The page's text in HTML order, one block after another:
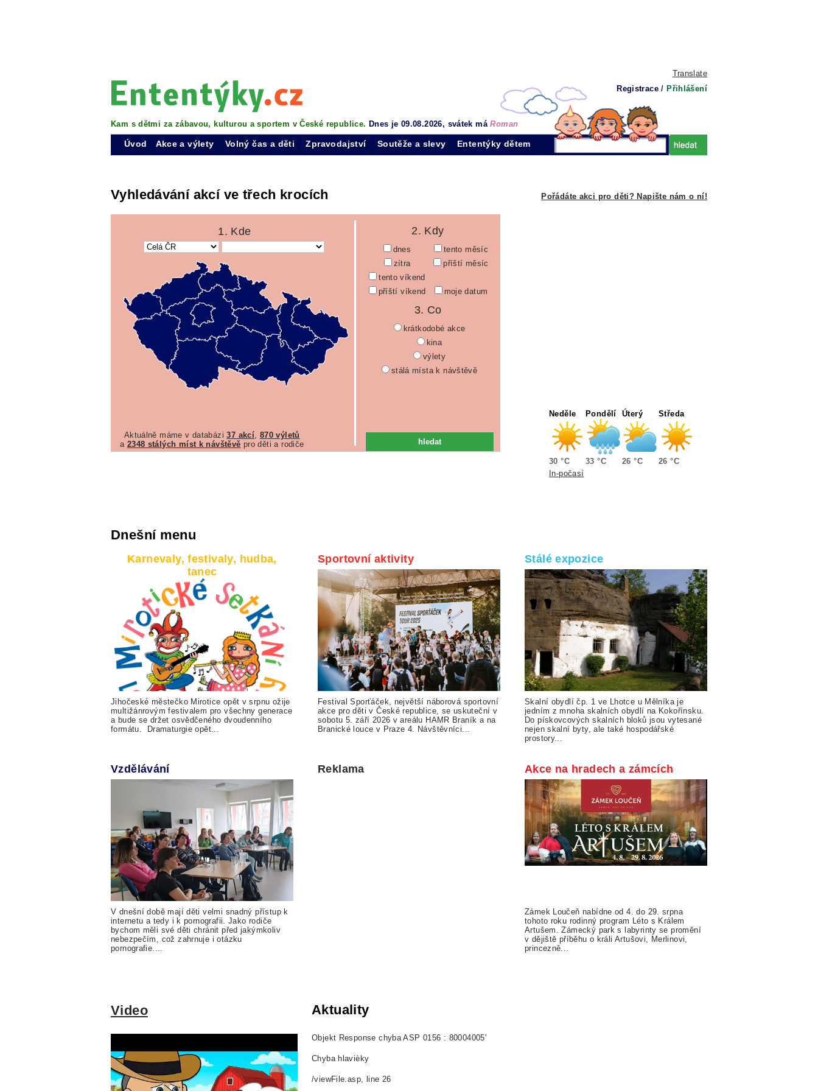
Translate
Registrace / Přihlášení
Kam s dětmi za zábavou, kulturou a sportem v České republice. Dnes je 09.08.2026, svátek máRoman
Úvod Akce a výlety Volný čas a děti Zpravodajství Soutěže a slevy Ententýky dětem
Pořádáte akci pro děti? Napište nám o ní!
Vyhledávání akcí ve třech krocích
1. Kde
Aktuálně máme v databázi37 akcí, 870 výletů
a 2348 stálých míst k návštěvě pro děti a rodiče
2. Kdy
dnes
tento měsíc
zítra
příští měsíc
tento víkend
příští víkend
moje datum
3. Co
krátkodobé akce
kina
výlety
stálá místa k návštěvě
Neděle
30 °C
Pondělí
33 °C
Úterý
26 °C
Středa
26 °C
In-počasí
Dnešní menu
Karnevaly, festivaly, hudba,
tanec
Jihočeské městečko Mirotice opět v srpnu ožije
multižánrovým festivalem pro všechny generace
a bude se držet osvědčeného dvoudenního
formátu. Dramaturgie opět...
Sportovní aktivity
Festival Sporťáček, největší náborová sportovní
akce pro děti v České republice, se uskuteční v
sobotu 5. září 2026 v areálu HAMR Braník a na
Branické louce v Praze 4. Návštěvníci...
Stálé expozice
Skalní obydlí čp. 1 ve Lhotce u Mělníka je
jedním z mnoha skalních obydlí na Kokořínsku.
Do pískovcových skalních bloků jsou vytesané
nejen skalní byty, ale také hospodářské
prostory...
Vzdělávání
V dnešní době mají děti velmi snadný přístup k
internetu a tedy i k pornografii. Jako rodiče
bychom měli své děti chránit před jakýmkoliv
nebezpečím, což zahrnuje i otázku
pornografie....
Reklama Akce na hradech a zámcích
Zámek Loučeň nabídne od 4. do 29. srpna
tohoto roku rodinný program Léto s Králem
Artušem. Zámecký park s labyrinty se promění
v dějiště příběhu o králi Artušovi, Merlinovi,
princezně...
Video Aktuality
Objekt Response chyba ASP 0156 : 80004005'
Chyba hlavièky
/viewFile.asp, line 26